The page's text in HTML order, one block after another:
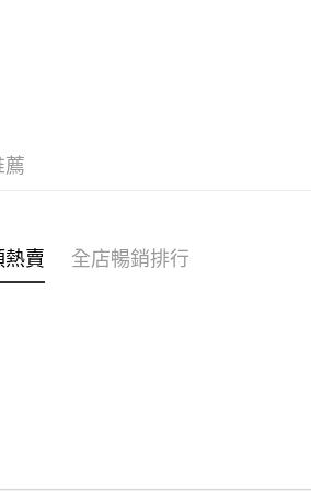
薦
賣 全店暢銷排行